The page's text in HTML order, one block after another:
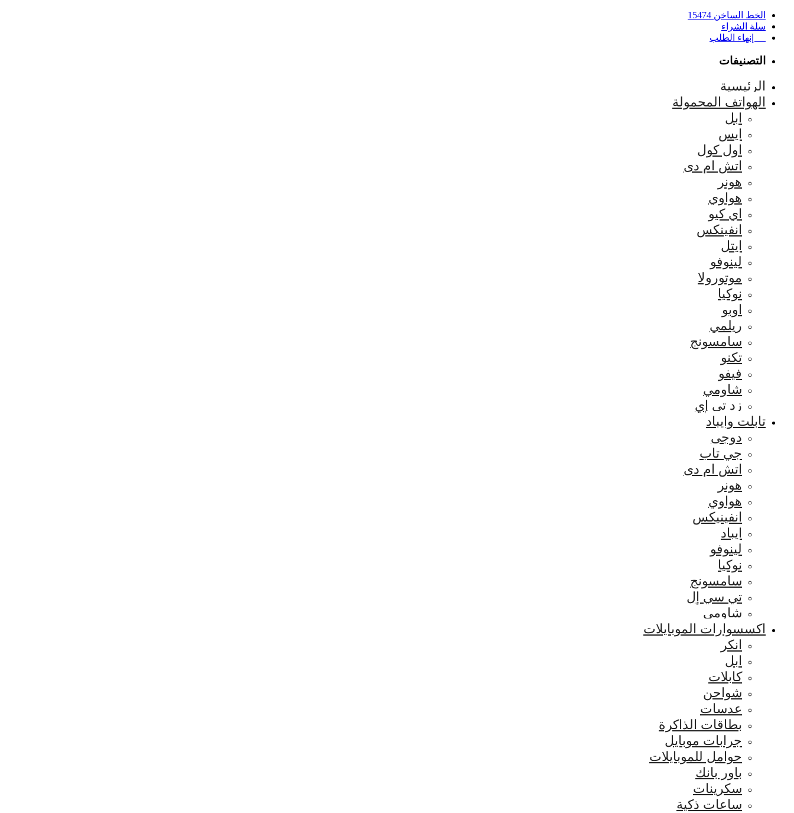
الخط الساخن 15474
سلة الشراء
إنهاء الطلب
التصنيفات
الرئيسية
الهواتف المحمولة
ابل
ايس
اول كول
اتش ام دى
هونر
هواوي
اي كيو
انفينكس
ايتل
لينوفو
موتورولا
نوكيا
اوبو
ريلمي
سامسونج
تكنو
فيفو
شاومي
زد تي إي
تابلت وايباد
دوجى
جي تاب
اتش ام دى
هونر
هواوي
انفينيكس
ايباد
لينوفو
نوكيا
سامسونج
تي سي إل
شاومي
اكسسوارات الموبايلات
انكر
ابل
كابلات
شواحن
عدسات
بطاقات الذاكرة
جرابات موبايل
حوامل للموبايلات
باور بانك
سكرينات
ساعات ذكية